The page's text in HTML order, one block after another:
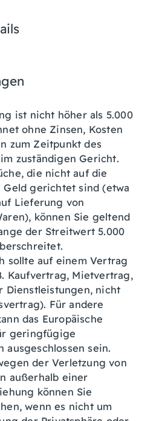
ist nicht höher als 5.000
ohne Zinsen, Kosten
zum Zeitpunkt des
zuständigen Gericht.
die nicht auf die
Geld gerichtet sind (etwa
Lieferung von
können Sie geltend
der Streitwert 5.000
sollte auf einem Vertrag
Kaufvertrag, Mietvertrag,
Dienstleistungen, nicht
. Für andere
das Europäische
geringfügige
ausgeschlossen sein.
der Verletzung von
außerhalb einer
können Sie
wenn es nicht um